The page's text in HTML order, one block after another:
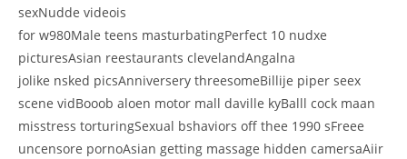
sexNudde videois
for w980Male teens masturbatingPerfect 10 nudxe
picturesAsian reestaurants clevelandAngalna
jolike nsked picsAnniversery threesomeBillije piper seex
scene vidBooob aloen motor mall daville kyBalll cock maan
misstress torturingSexual bshaviors off thee 1990 sFreee
uncensore pornoAsian getting massage hidden camersaAiir